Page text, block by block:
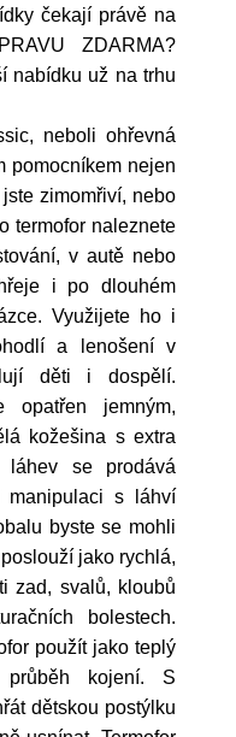
čekají právě na
ZDARMA?
nabídku už na trhu
neboli ohřevná
pomocníkem nejen
zimomřiví, nebo
termofor naleznete
v autě nebo
i po dlouhém
Využijete ho i
a lenošení v
děti i dospělí.
opatřen jemným,
kožešina s extra
láhev se prodává
manipulaci s láhví
byste se mohli
jako rychlá,
zad, svalů, kloubů
bolestech.
použít jako teplý
kojení. S
dětskou postýlku